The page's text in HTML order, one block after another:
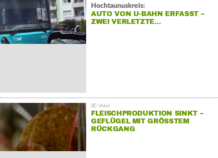
Hochtaunuskreis:
AUTO VON U-BAHN ERFASST –
ZWEI VERLETZTE…
FLEISCHPRODUKTION SINKT –
GEFLÜGEL MIT GRÖSSTEM R
ÜCKGANG